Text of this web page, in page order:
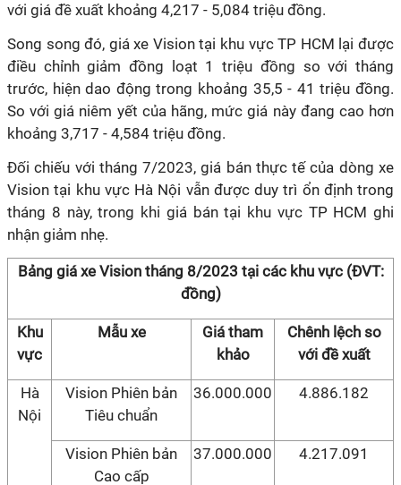
với giá đề xuất khoảng 4,217 - 5,084 triệu đồng.
Song song đó, giá xe Vision tại khu vực TP HCM lại được
điều chỉnh giảm đồng loạt 1 triệu đồng so với tháng
trước, hiện dao động trong khoảng 35,5 - 41 triệu đồng.
So với giá niêm yết của hãng, mức giá này đang cao hơn
khoảng 3,717 - 4,584 triệu đồng.
Đối chiếu với tháng 7/2023, giá bán thực tế của dòng xe
Vision tại khu vực Hà Nội vẫn được duy trì ổn định trong
tháng 8 này, trong khi giá bán tại khu vực TP HCM ghi
nhận giảm nhẹ.
Bảng giá xe Vision tháng 8/2023 tại các khu vực (ĐVT:
đồng)
Khu
vực
Mẫu xe
Giá tham
khảo
Chênh lệch so
với đề xuất
Hà
Nội
Vision Phiên bản
Tiêu chuẩn
36.000.000 4.886.182
Vision Phiên bản
Cao cấp
37.000.000 4.217.091